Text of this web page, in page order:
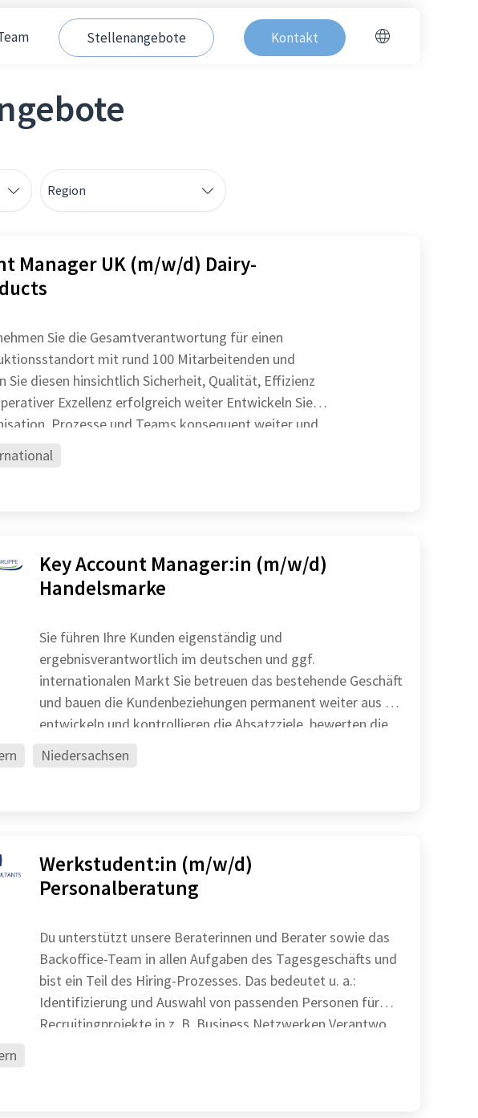
Stellenangebote Kontakt
Region
Manager UK (m/w/d) Dairy-
Sie die Gesamtverantwortung für einen
mit rund 100 Mitarbeitenden und
Sie diesen hinsichtlich Sicherheit, Qualität, Effizienz
Exzellenz erfolgreich weiter Entwickeln Sie
Prozesse und Teams konsequent weiter und
Key Account Manager:in (m/w/d)
Handelsmarke
Sie führen Ihre Kunden eigenständig und
ergebnisverantwortlich im deutschen und ggf.
internationalen Markt Sie betreuen das bestehende Geschäft
und bauen die Kundenbeziehungen permanent weiter aus Sie
entwickeln und kontrollieren die Absatzziele, bewerten die
Absätze und leit
Niedersachsen
Werkstudent:in (m/w/d)
Personalberatung
Du unterstützt unsere Beraterinnen und Berater sowie das
Backoffice-Team in allen Aufgaben des Tagesgeschäfts und
bist ein Teil des Hiring-Prozesses. Das bedeutet u. a.:
Identifizierung und Auswahl von passenden Personen für
Recruitingprojekte in z. B. Business Netzwerken Verantwo